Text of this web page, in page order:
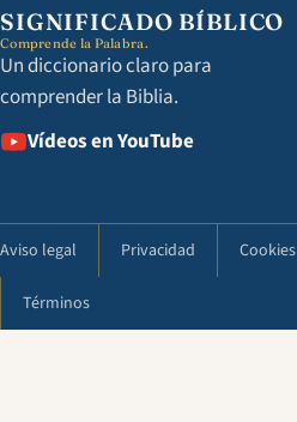
SIGNIFICADO BÍBLICO
Comprende la Palabra.
Un diccionario claro para
comprender la Biblia.
Vídeos en YouTube
Aviso legal Privacidad Cookies
Términos